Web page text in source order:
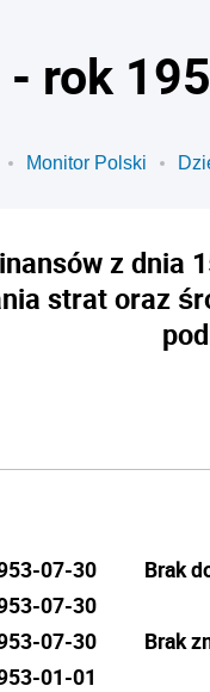
rok
Monitor Polski
z dnia
strat oraz
07-30
07-30
07-30
01-01
Brak
Brak